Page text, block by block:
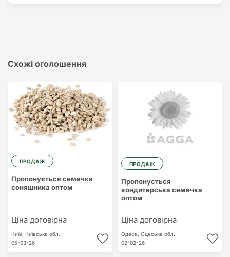
Схожі оголошення
ПРОДАЖ
Пропонується семечка
соняшника оптом
Ціна договірна
Київ, Київська обл.
05-03-26
ПРОДАЖ
Пропонується
кондитерська семечка
оптом
Ціна договірна
Одеса, Одеська обл.
02-02-26